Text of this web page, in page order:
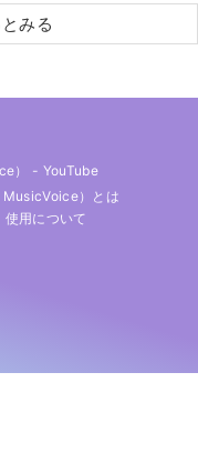
みる
） - YouTube
MusicVoice）とは
用について